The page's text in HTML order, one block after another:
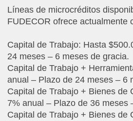
Líneas de microcréditos
FUDECOR ofrece actualmente
Capital de Trabajo: Hasta
24 meses – 6 meses de gracia.
Capital de Trabajo +
anual – Plazo de 24 meses – 6
Capital de Trabajo + Bienes de
7% anual – Plazo de 36 meses
Capital de Trabajo + Bienes de